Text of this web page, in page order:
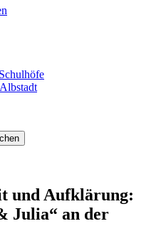
und Aufklärung:
Julia“ an der